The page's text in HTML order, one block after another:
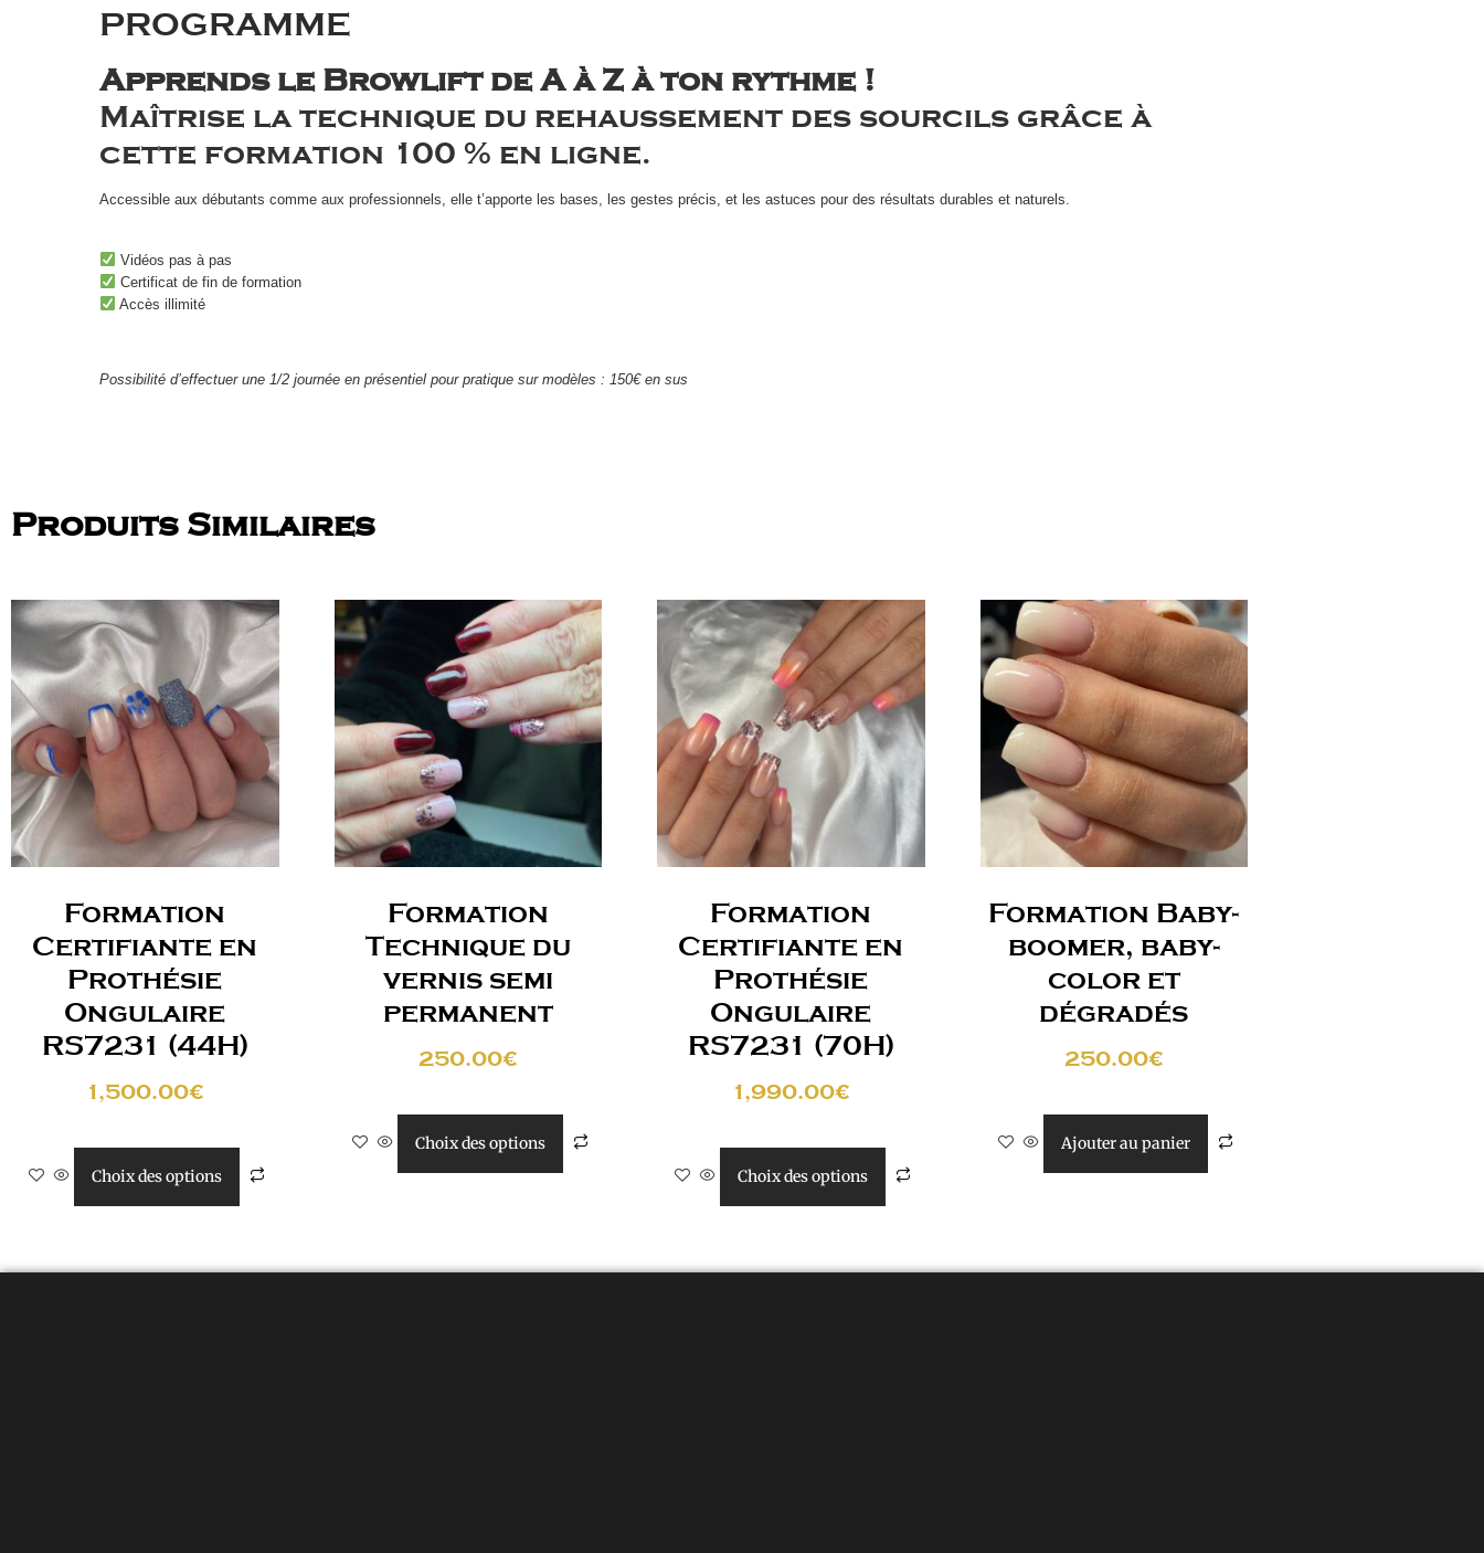
PROGRAMME
Apprends le Browlift de A à Z à ton rythme !
Maîtrise la technique du rehaussement des sourcils grâce à
cette formation 100 % en ligne.
Accessible aux débutants comme aux professionnels, elle t’apporte les bases, les gestes précis, et les astuces pour des résultats durables et naturels.
Vidéos pas à pas
Certificat de fin de formation
Accès illimité
Possibilité d’effectuer une 1/2 journée en présentiel pour pratique sur modèles : 150€ en sus
Produits Similaires
Formation
Certifiante en
Prothésie
Ongulaire
RS7231 (44H)
1,500.00€
Choix des options
Formation
Technique du
vernis semi
permanent
250.00€
Choix des options
Formation
Certifiante en
Prothésie
Ongulaire
RS7231 (70H)
1,990.00€
Choix des options
Formation Baby-
boomer, baby-
color et
dégradés
250.00€
Ajouter au panier